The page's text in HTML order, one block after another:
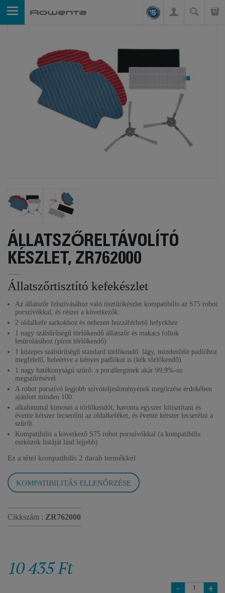
ÁLLATSZŐRELTÁVOLÍTÓ
KÉSZLET, ZR762000
Állatszőrtisztító kefekészlet
Az állatszőr felszívásához való tisztítókészlet kompatibilis az S75 robot
porszívókkal, és részei a következők:
2 oldalkefe sarkokhoz és nehezen hozzáférhető helyekhez
1 nagy szálsűrűségű törlőkendő állatszőr és makacs foltok
lesúrolásához (piros törlőkendő)
1 közepes szálsűrűségű standard törlőkendő: lágy, mindenféle padlóhoz
megfelelő, beleértve a kényes padlókat is (kék törlőkendő)
1 nagy hatékonyságú szűrő: a porallergének akár 99,9%-os
megszűrésével
A robot porszívó legjobb szívóteljesítményének megőrzése érdekében
ajánlott minden 100.
alkalommal kimosni a törlőkendőt, havonta egyszer kitisztítani és
évente kétszer lecserélni az oldalkeféket, és évente kétszer lecserélni a
szűrőt.
Kompatibilis a következő S75 robot porszívókkal (a kompatibilis
eszközök listáját lásd lejjebb)
Ez a tétel kompatibilis 2 darab termékkel
KOMPATIBILITÁS ELLENŐRZÉSE
Cikkszám : ZR762000
10 435 Ft
- +